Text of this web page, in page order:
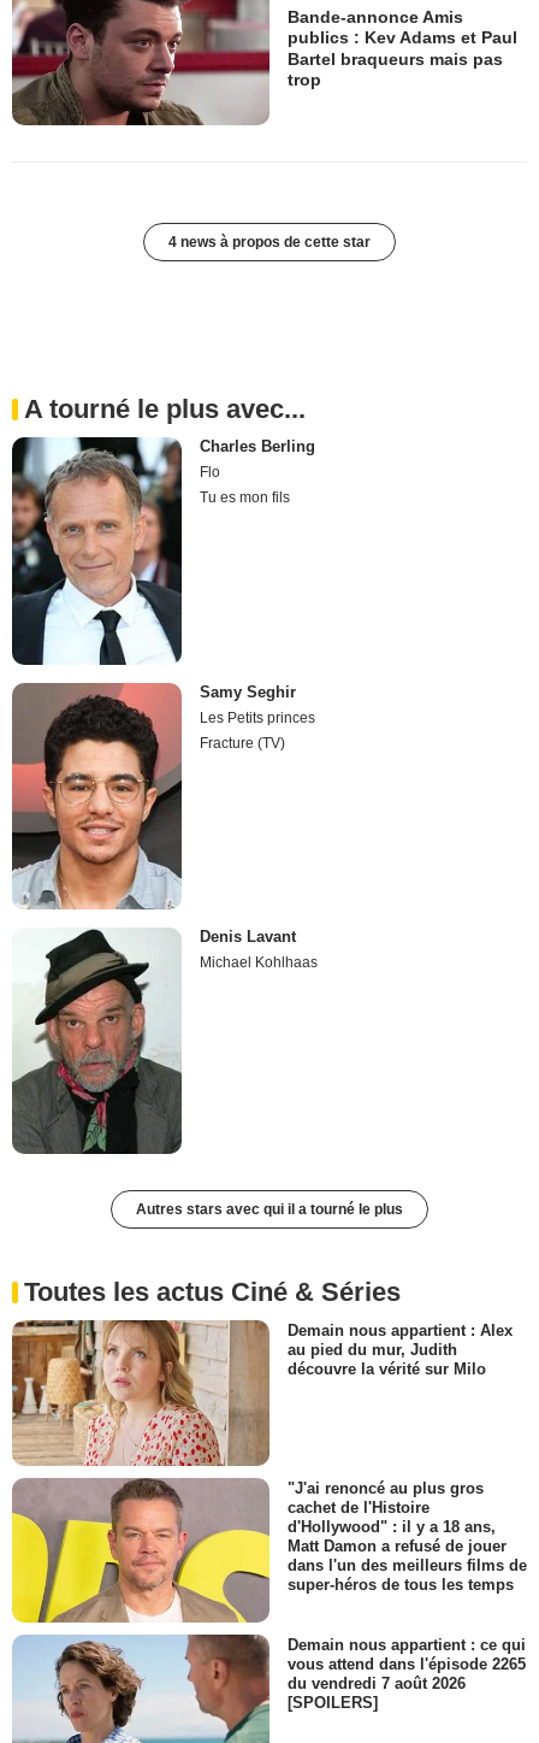
Bande-annonce Amis
publics : Kev Adams et Paul
Bartel braqueurs mais pas
trop
4 news à propos de cette star
A tourné le plus avec...
Charles Berling
Flo
Tu es mon fils
Samy Seghir
Les Petits princes
Fracture (TV)
Denis Lavant
Michael Kohlhaas
Autres stars avec qui il a tourné le plus
Toutes les actus Ciné & Séries
Demain nous appartient : Alex
au pied du mur, Judith
découvre la vérité sur Milo
"J'ai renoncé au plus gros
cachet de l'Histoire
d'Hollywood" : il y a 18 ans,
Matt Damon a refusé de jouer
dans l'un des meilleurs films de
super-héros de tous les temps
Demain nous appartient : ce qui
vous attend dans l'épisode 2265
du vendredi 7 août 2026
[SPOILERS]